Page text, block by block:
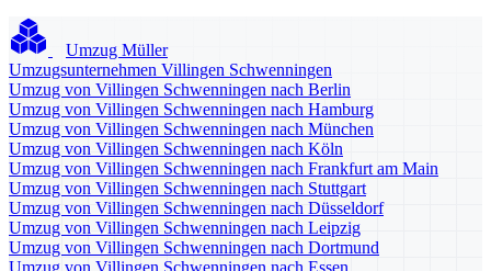
Umzug Müller
Umzugsunternehmen Villingen Schwenningen
Umzug von Villingen Schwenningen nach Berlin
Umzug von Villingen Schwenningen nach Hamburg
Umzug von Villingen Schwenningen nach München
Umzug von Villingen Schwenningen nach Köln
Umzug von Villingen Schwenningen nach Frankfurt am Main
Umzug von Villingen Schwenningen nach Stuttgart
Umzug von Villingen Schwenningen nach Düsseldorf
Umzug von Villingen Schwenningen nach Leipzig
Umzug von Villingen Schwenningen nach Dortmund